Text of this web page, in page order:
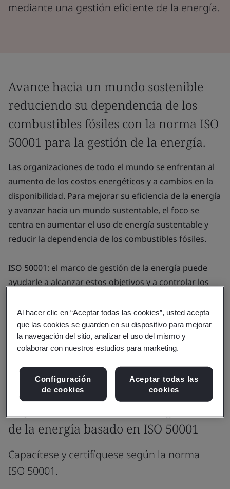
mediante una gestión eficiente de la energía.
Avance hacia un mundo sostenible
reduciendo su dependencia de los
combustibles fósiles con la norma ISO
50001 para la gestión de la energía.
Las organizaciones de todo el mundo se enfrentan al
aumento de los costos energéticos y a cambios en la
disponibilidad. Para mejorar su eficiencia de la energía
y avanzar hacia un mundo sustentable, el foco se
centra en aumentar el uso de energía sustentable y
reducir la dependencia de los combustibles fósiles.
ISO 50001: el marco de gestión de la energía puede
ayudarle a alcanzar estos objetivos y a controlar los
norma ISO 50001 le ayuda a mejorar la eficiencia de la
energía, a mantenerse actualizado y en cumplimiento
con la legislación, y a prepararse para el futuro.
Productos y servicios
de la energía basado en ISO 50001
Capacítese y certifíquese según la norma
ISO 50001.
Al hacer clic en “Aceptar todas las cookies”, usted acepta
que las cookies se guarden en su dispositivo para mejorar
la navegación del sitio, analizar el uso del mismo y
colaborar con nuestros estudios para marketing.
Configuración
de cookies
Aceptar todas las
cookies